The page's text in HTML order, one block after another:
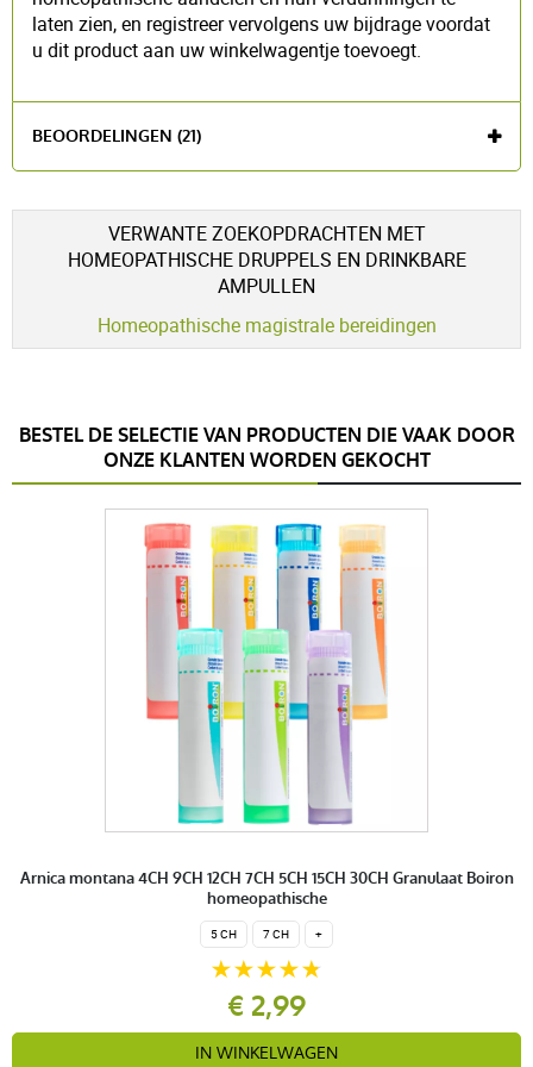
laten zien, en registreer vervolgens uw bijdrage voordat
u dit product aan uw winkelwagentje toevoegt.
BEOORDELINGEN (21)
Voir l'attestation de confiance
(21Beoordelingen)
4 étoiles
3 étoiles
2 étoiles
1 étoile
Trier l'affichage des avis
publié le 15 janvier 2026 suite à une commande du
publié le 24 août 2025 suite à une commande du 30 juillet
VERWANTE ZOEKOPDRACHTEN MET
HOMEOPATHISCHE DRUPPELS EN DRINKBARE
AMPULLEN
Homeopathische magistrale bereidingen
BESTEL DE SELECTIE VAN PRODUCTEN DIE VAAK DOOR
ONZE KLANTEN WORDEN GEKOCHT
Arnica montana 4CH 9CH 12CH 7CH 5CH 15CH 30CH Granulaat Boiron
homeopathische
5 CH 7 CH +
€ 2,99
IN WINKELWAGEN